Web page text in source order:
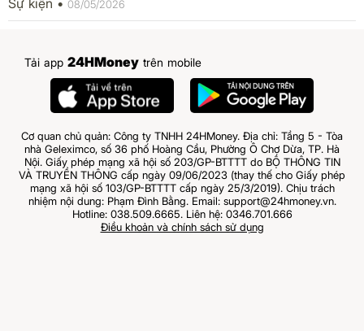
Sự kiện • 08/05/2026
Tải app 24HMoney trên mobile
Cơ quan chủ quản: Công ty TNHH 24HMoney. Địa chỉ: Tầng 5 - Tòa
nhà Geleximco, số 36 phố Hoàng Cầu, Phường Ô Chợ Dừa, TP. Hà
Nội. Giấy phép mạng xã hội số 203/GP-BTTTT do BỘ THÔNG TIN
VÀ TRUYỀN THÔNG cấp ngày 09/06/2023 (thay thế cho Giấy phép
mạng xã hội số 103/GP-BTTTT cấp ngày 25/3/2019). Chịu trách
nhiệm nội dung: Phạm Đình Bằng. Email: support@24hmoney.vn.
Hotline: 038.509.6665. Liên hệ: 0346.701.666
Điều khoản và chính sách sử dụng